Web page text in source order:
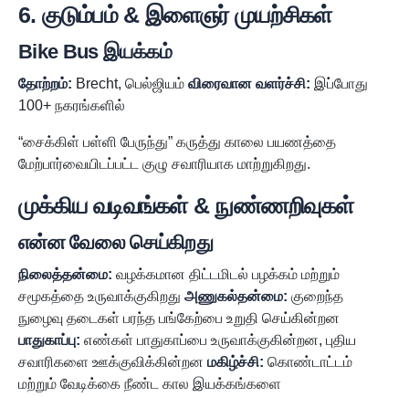
6. குடும்பம் & இளைஞர் முயற்சிகள்
Bike Bus இயக்கம்
தோற்றம்: Brecht, பெல்ஜியம் விரைவான வளர்ச்சி: இப்போது
100+ நகரங்களில்
“சைக்கிள் பள்ளி பேருந்து” கருத்து காலை பயணத்தை
மேற்பார்வையிடப்பட்ட குழு சவாரியாக மாற்றுகிறது.
முக்கிய வடிவங்கள் & நுண்ணறிவுகள்
என்ன வேலை செய்கிறது
நிலைத்தன்மை: வழக்கமான திட்டமிடல் பழக்கம் மற்றும்
சமூகத்தை உருவாக்குகிறது அணுகல்தன்மை: குறைந்த
நுழைவு தடைகள் பரந்த பங்கேற்பை உறுதி செய்கின்றன
பாதுகாப்பு: எண்கள் பாதுகாப்பை உருவாக்குகின்றன, புதிய
சவாரிகளை ஊக்குவிக்கின்றன மகிழ்ச்சி: கொண்டாட்டம்
மற்றும் வேடிக்கை நீண்ட கால இயக்கங்களை